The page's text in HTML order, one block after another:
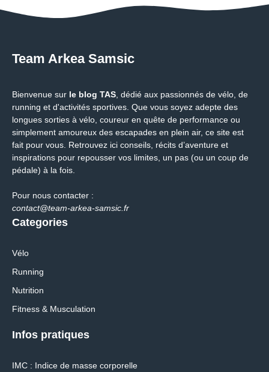
Team Arkea Samsic
Bienvenue sur le blog TAS , dédié aux passionnés de vélo, de
running et d'activités sportives. Que vous soyez adepte des
longues sorties à vélo, coureur en quête de performance ou
simplement amoureux des escapades en plein air, ce site est
fait pour vous. Retrouvez ici conseils, récits d’aventure et
inspirations pour repousser vos limites, un pas (ou un coup de
pédale) à la fois.
Pour nous contacter :
contact@team-arkea-samsic.fr
Categories
Vélo
Running
Nutrition
Fitness & Musculation
Infos pratiques
IMC : Indice de masse corporelle